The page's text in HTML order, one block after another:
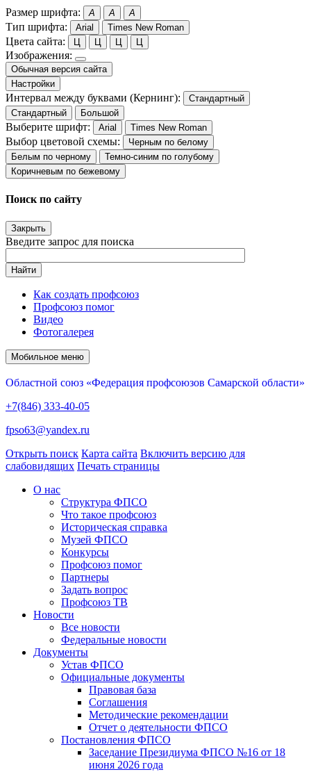
Размер шрифта: A A A
Тип шрифта: Arial Times New Roman
Цвета сайта: Ц Ц Ц Ц
Изображения:
Обычная версия сайта
Настройки
Интервал между буквами (Кернинг):
Стандартный
Стандартный
Большой
Выберите шрифт: Arial Times New Roman
Выбор цветовой схемы:
Черным по белому
Белым по черному
Темно-синим по голубому
Коричневым по бежевому
Поиск по сайту
Закрыть
Введите запрос для поиска
Найти
Как создать профсоюз
Профсоюз помог
Видео
Фотогалерея
Мобильное меню
Областной союз «Федерация профсоюзов Самарской области»
+7(846) 333-40-05
fpso63@yandex.ru
Открыть поиск Карта сайта Включить версию для
слабовидящих Печать страницы
О нас
Структура ФПСО
Что такое профсоюз
Историческая справка
Музей ФПСО
Конкурсы
Профсоюз помог
Партнеры
Задать вопрос
Профсоюз ТВ
Новости
Все новости
Федеральные новости
Документы
Устав ФПСО
Официальные документы
Правовая база
Соглашения
Методические рекомендации
Отчет о деятельности ФПСО
Постановления ФПСО
Заседание Президиума ФПСО №16 от 18
июня 2026 года